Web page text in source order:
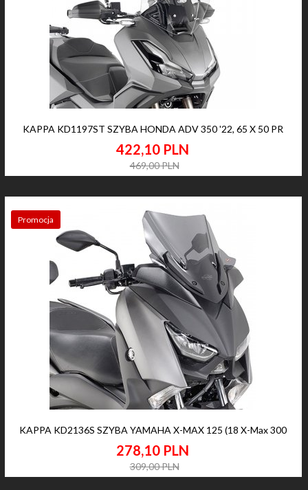
KAPPA KD1197ST SZYBA HONDA ADV 350 '22, 65 X 50 PR
422,10 PLN
469,00 PLN
Promocja
KAPPA KD2136S SZYBA YAMAHA X-MAX 125 (18 X-Max 300
278,10 PLN
309,00 PLN